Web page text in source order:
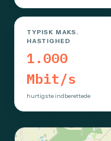
TYPISK MAKS.
HASTIGHED
1.000
Mbit/s
hurtigste indberettede